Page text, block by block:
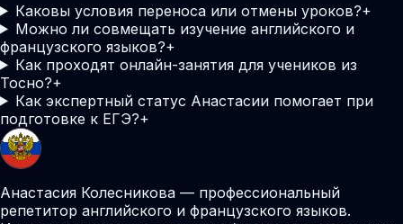
Каковы условия переноса или отмены уроков?+
Можно ли совмещать изучение английского и
французского языков?+
Как проходят онлайн-занятия для учеников из
Тосно?+
Как экспертный статус Анастасии помогает при
подготовке к ЕГЭ?+
Анастасия Колесникова — профессиональный
репетитор английского и французского языков.